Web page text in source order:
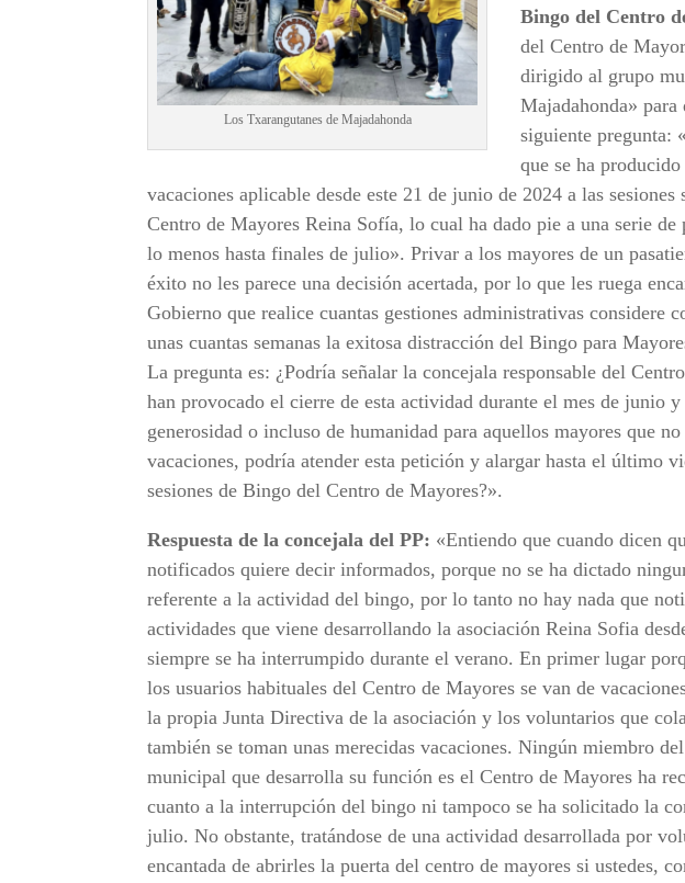
Los Txarangutanes de Majadahonda
Bingo del Centro
del Centro de
dirigido al grupo
Majadahonda»
siguiente pregunta:
que se ha
vacaciones aplicable desde este 21 de junio de 2024 a las sesiones
Centro de Mayores Reina Sofía, lo cual ha dado pie a una serie
lo menos hasta finales de julio». Privar a los mayores de un
éxito no les parece una decisión acertada, por lo que les ruega
Gobierno que realice cuantas gestiones administrativas considere
unas cuantas semanas la exitosa distracción del Bingo para
La pregunta es: ¿Podría señalar la concejala responsable del
han provocado el cierre de esta actividad durante el mes de junio
generosidad o incluso de humanidad para aquellos mayores que
vacaciones, podría atender esta petición y alargar hasta el último
sesiones de Bingo del Centro de Mayores?».
Respuesta de la concejala del PP: «Entiendo que cuando dicen
notificados quiere decir informados, porque no se ha dictado
referente a la actividad del bingo, por lo tanto no hay nada que
actividades que viene desarrollando la asociación Reina Sofia
siempre se ha interrumpido durante el verano. En primer lugar
los usuarios habituales del Centro de Mayores se van de
la propia Junta Directiva de la asociación y los voluntarios que
también se toman unas merecidas vacaciones. Ningún miembro
municipal que desarrolla su función es el Centro de Mayores ha
cuanto a la interrupción del bingo ni tampoco se ha solicitado la
julio. No obstante, tratándose de una actividad desarrollada por
encantada de abrirles la puerta del centro de mayores si ustedes,